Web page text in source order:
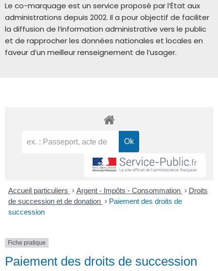
Le co-marquage est un service proposé par l’État aux
administrations depuis 2002. Il a pour objectif de faciliter
la diffusion de l’information administrative vers le public
et de rapprocher les données nationales et locales en
faveur d’un meilleur renseignement de l’usager.
Accueil particuliers > Argent - Impôts - Consommation > Droits
de succession et de donation > Paiement des droits de
succession
Fiche pratique
Paiement des droits de succession